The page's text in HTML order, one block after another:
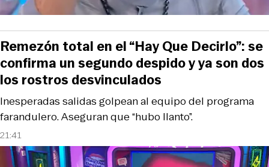
21:41
Inesperadas salidas golpean al equipo del programa
farandulero. Aseguran que “hubo llanto”.
Remezón total en el “Hay Que Decirlo”: se
confirma un segundo despido y ya son dos
los rostros desvinculados